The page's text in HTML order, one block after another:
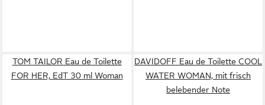
TOM TAILOR Eau de Toilette
FOR HER, EdT 30 ml Woman
DAVIDOFF Eau de Toilette COOL
WATER WOMAN, mit frisch
belebender Note